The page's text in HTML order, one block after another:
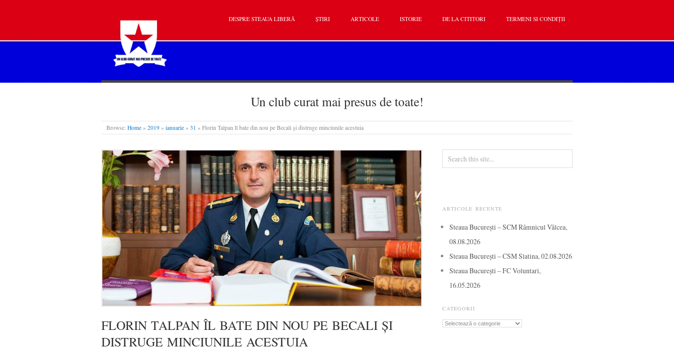
STEAUA LIBERĂ
DESPRE STEAUA LIBERĂ ȘTIRI ARTICOLE ISTORIE DE LA CITITORI TERMENI SI CONDIȚII
Un club curat mai presus de toate!
Browse: Home » 2019 » ianuarie » 31 » Florin Talpan îl bate din nou pe Becali și distruge minciunile acestuia
FLORIN TALPAN ÎL BATE DIN NOU PE BECALI ȘI
DISTRUGE MINCIUNILE ACESTUIA
ARTICOLE RECENTE
Steaua București – SCM Râmnicul Vâlcea,
08.08.2026
Steaua București – CSM Slatina, 02.08.2026
Steaua București – FC Voluntari,
16.05.2026
CATEGORII
Categorii